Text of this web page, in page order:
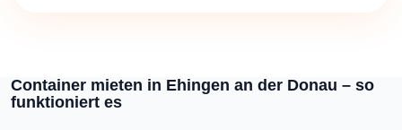
Container mieten in Ehingen an der Donau – so
funktioniert es